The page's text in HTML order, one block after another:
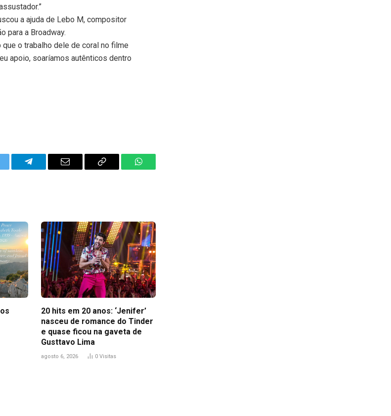
a ajuda de Lebo M, compositor
para a Broadway.
o trabalho dele de coral no filme
apoio, soaríamos autênticos dentro
Telegram Email
Copy
WhatsApp
20 hits em 20 anos: ‘Jenifer’
nasceu de romance do Tinder
e quase ficou na gaveta de
Gusttavo Lima
agosto 6, 2026 0 Visitas